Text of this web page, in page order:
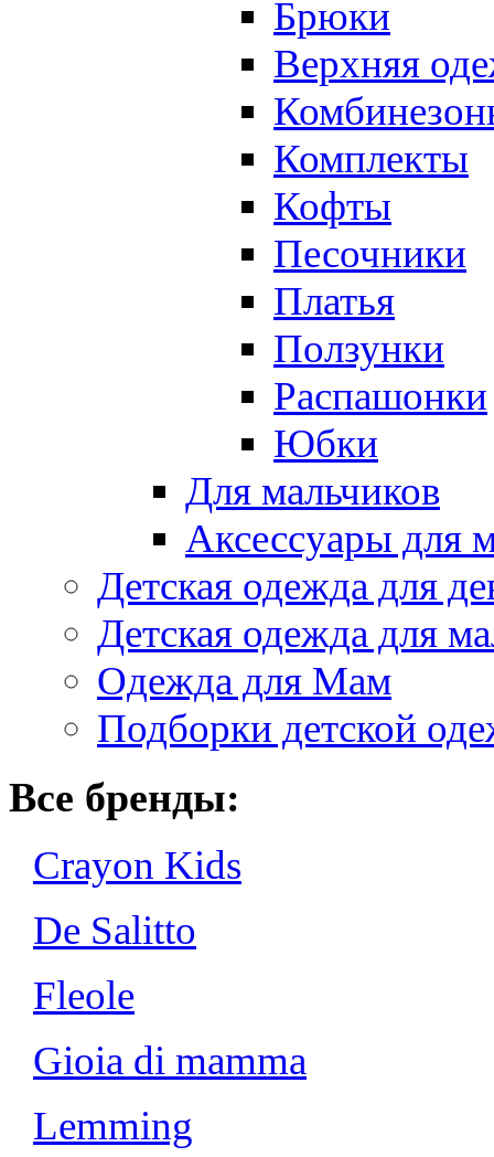
Брюки
Верхняя
Комплекты
Кофты
Песочники
Платья
Ползунки
Распашонки
Юбки
Для мальчиков
Аксессуары для
Детская одежда для
Детская одежда для
Одежда для Мам
Подборки детской
Все бренды:
Crayon Kids
De Salitto
Fleole
Gioia di mamma
Lemming